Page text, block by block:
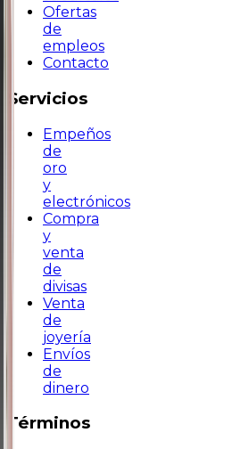
Ofertas
de
empleos
Contacto
Servicios
Empeños
de
oro
y
electrónicos
Compra
y
venta
de
divisas
Venta
de
joyería
Envíos
de
dinero
Términos